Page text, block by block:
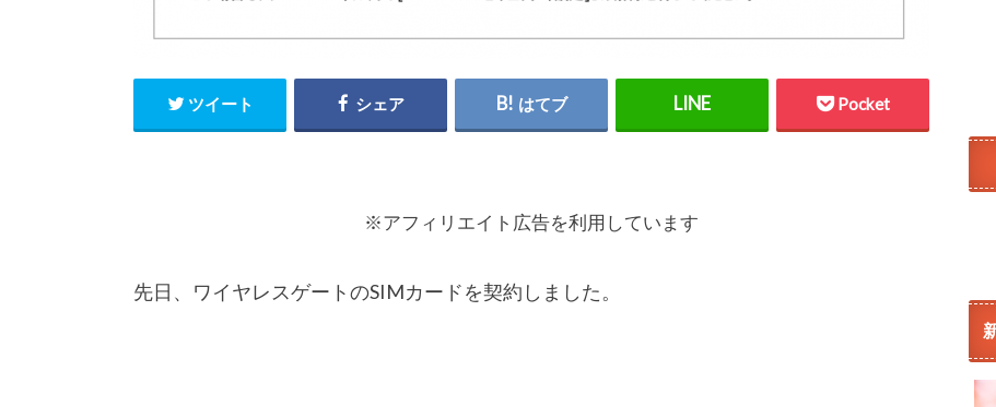
ツイート シェア はてブ Pocket
※アフィリエイト広告を利用しています
先日、ワイヤレスゲートのSIMカードを契約しました。